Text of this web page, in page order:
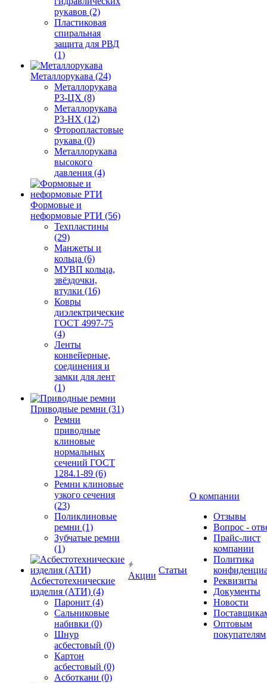
рукавов (2)
Пластиковая
спиральная
защита для РВД
(1)
Металлорукава (24)
Металлорукава
Р3-ЦХ (8)
Металлорукава
Р3-НХ (12)
Фторопластовые
рукава (0)
Металлорукава
высокого
давления (4)
Формовые и
неформовые РТИ (56)
Техпластины
(29)
Манжеты и
кольца (6)
МУВП кольца,
звёздочки,
втулки (16)
Ковры
диэлектрические
ГОСТ 4997-75
(4)
Ленты
конвейерные,
соединения и
замки для лент
(1)
Приводные ремни (31)
Ремни
приводные
клиновые
нормальных
сечений ГОСТ
1284.1-89 (6)
Ремни клиновые
узкого сечения
(23)
Поликлиновые
ремни (1)
Зубчатые ремни
(1)
Асбестотехнические
изделия (АТИ) (4)
Паронит (4)
Сальниковые
набивки (0)
Шнур
асбестовый (0)
Картон
асбестовый (0)
Асботкани (0)
Акции
Статьи
О компании
Отзывы
Вопрос -
Прайс-лист
компании
Политика
Реквизиты
Документы
Новости
Оптовым
покупателям